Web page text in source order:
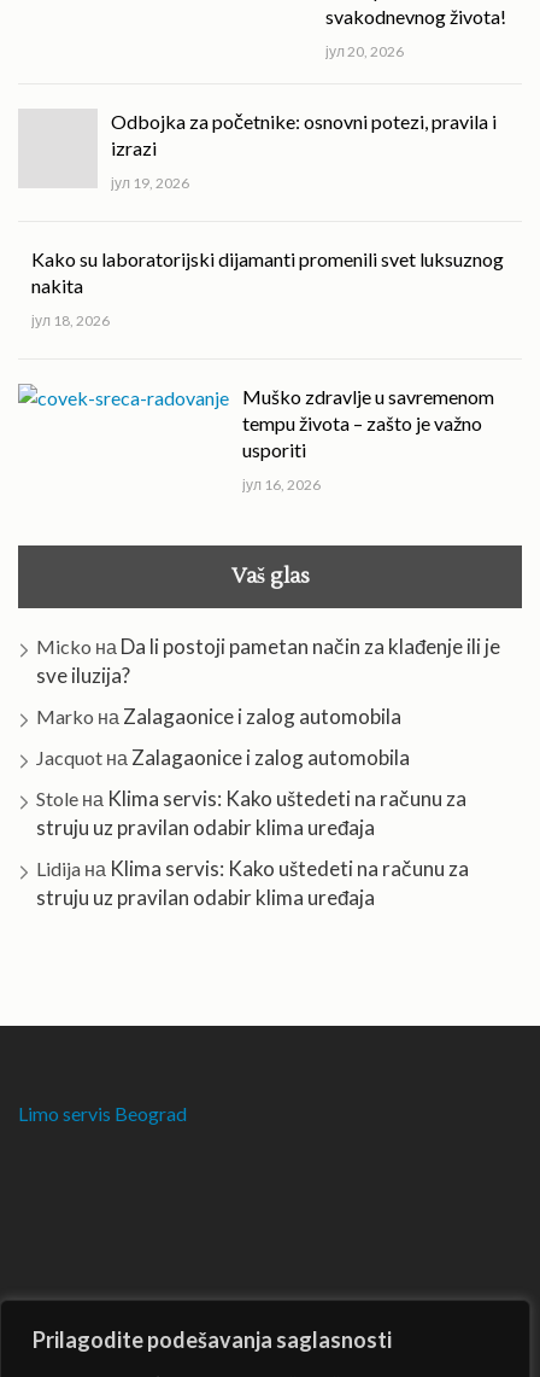
Prilagodite podešavanja saglasnosti
svakodnevnog života!
јул 20, 2026
Odbojka za početnike: osnovni potezi, pravila i
izrazi
јул 19, 2026
Kako su laboratorijski dijamanti promenili svet luksuznog
nakita
јул 18, 2026
Muško zdravlje u savremenom
tempu života – zašto je važno
usporiti
јул 16, 2026
Vaš glas
Micko на Da li postoji pametan način za klađenje ili je
sve iluzija?
Marko на Zalagaonice i zalog automobila
Jacquot на Zalagaonice i zalog automobila
Stole на Klima servis: Kako uštedeti na računu za
struju uz pravilan odabir klima uređaja
Lidija на Klima servis: Kako uštedeti na računu za
struju uz pravilan odabir klima uređaja
Limo servis Beograd